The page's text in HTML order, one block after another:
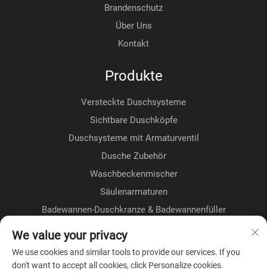
Brandenschutz
Über Uns
Kontakt
Produkte
Versteckte Duschsysteme
Sichtbare Duschköpfe
Duschsysteme mit Armaturventil
Dusche Zubehör
Waschbeckenmischer
Säulenarmaturen
Badewannen-Duschkranze & Badewannenfüller
Fußbodenmontage-Kranze
Küchenhähne
We value your privacy
We use cookies and similar tools to provide our services. If you
don't want to accept all cookies, click Personalize cookies.